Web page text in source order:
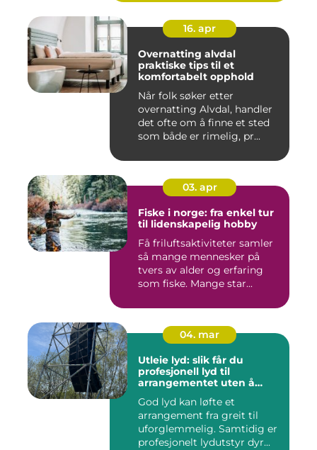
16. apr
Overnatting alvdal
praktiske tips til et
komfortabelt opphold
Når folk søker etter
overnatting Alvdal, handler
det ofte om å finne et sted
som både er rimelig, pr...
03. apr
Fiske i norge: fra enkel tur
til lidenskapelig hobby
Få friluftsaktiviteter samler
så mange mennesker på
tvers av alder og erfaring
som fiske. Mange star...
04. mar
Utleie lyd: slik får du
profesjonell lyd til
arrangementet uten å
God lyd kan løfte et
arrangement fra greit til
uforglemmelig. Samtidig er
profesjonelt lydutstyr dyr...